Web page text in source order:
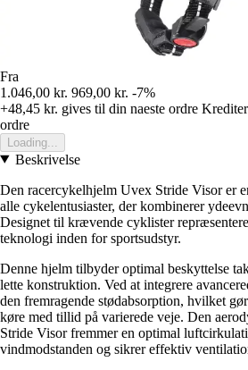
Fra
1.046,00 kr. 969,00 kr. -7%
+48,45 kr. gives til din naeste ordre
ordre
Loading...
Beskrivelse
Den racercykelhjelm Uvex Stride Visor er
alle cykelentusiaster, der kombinerer
Designet til krævende cyklister
teknologi inden for sportsudstyr.
Denne hjelm tilbyder optimal beskyttelse
lette konstruktion. Ved at integrere
den fremragende stødabsorption, hvilket
køre med tillid på varierede veje. Den
Stride Visor fremmer en optimal
vindmodstanden og sikrer effektiv